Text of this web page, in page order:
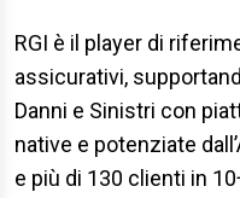
RGI è il player di
assicurativi,
Danni e Sinistri con
native e potenziate
e più di 130 clienti in